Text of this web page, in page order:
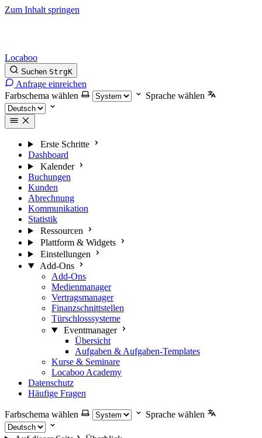
Zum Inhalt springen
Locaboo
Suchen StrgK
Anfrage einreichen
Farbschema wählen
Sprache wählen
Erste Schritte
Dashboard
Kalender
Buchungen
Kunden
Abrechnung
Kommunikation
Statistik
Ressourcen
Plattform & Widgets
Einstellungen
Add-Ons
Add-Ons
Medienmanager
Vertragsmanager
Finanzschnittstellen
Türschlosssysteme
Eventmanager
Übersicht
Aufgaben & Aufgaben-Templates
Kurse & Seminare
Locaboo Academy
Datenschutz
Häufige Fragen
Farbschema wählen Sprache wählen